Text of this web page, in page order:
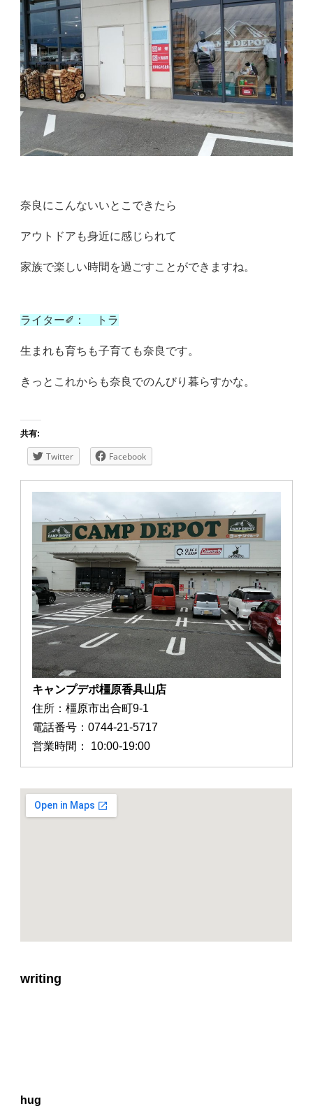
奈良にこんないいとこできたら
アウトドアも身近に感じられて
家族で楽しい時間を過ごすことができますね。
ライター✐： トラ
生まれも育ちも子育ても奈良です。
きっとこれからも奈良でのんびり暮らすかな。
共有:
Twitter Facebook
キャンプデポ橿原香具山店
住所：橿原市出合町9-1
電話番号：0744-21-5717
営業時間： 10:00-19:00
writing
hug